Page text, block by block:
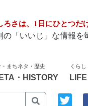
さは、1日にひとつだ
「いいじ」な情報を
まちネタ・歴史
・HISTORY
くらし
LIFE